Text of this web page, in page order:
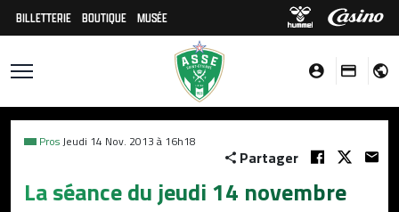
BILLETTERIE BOUTIQUE MUSÉE
ProsJeudi 14 Nov. 2013 à 16h18
Partager
La séance du jeudi 14 novembre